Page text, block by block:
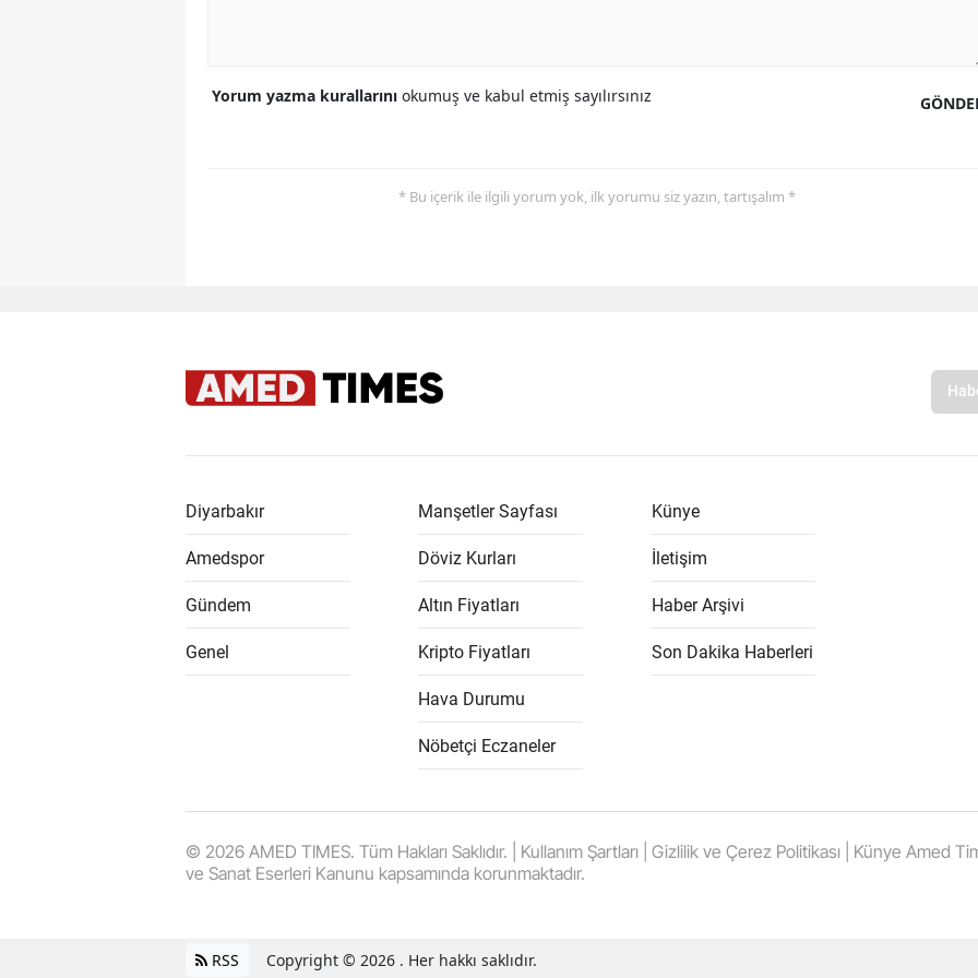
Yorum yazma kurallarını okumuş ve kabul etmiş sayılırsınız
* Bu içerik ile ilgili yorum yok, ilk yorumu siz yazın, tartışalım *
Diyarbakır
Amedspor
Gündem
Genel
Manşetler Sayfası
Döviz Kurları
Altın Fiyatları
Kripto Fiyatları
Hava Durumu
Nöbetçi Eczaneler
Künye
İletişim
Haber Arşivi
Son Dakika Haberleri
© 2026 AMED TIMES. Tüm Hakları Saklıdır. | Kullanım Şartları | Gizlilik ve Çerez Politikası | Künye Amed
ve Sanat Eserleri Kanunu kapsamında korunmaktadır.
RSS Copyright © 2026 . Her hakkı saklıdır.